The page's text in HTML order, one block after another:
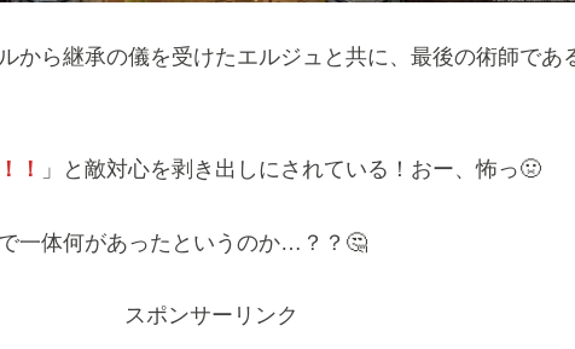
から継承の儀を受けたエルジュと共に、最後の術師であ
！ 」と敵対心を剥き出しにされている！おー、怖っ🤢
一体何があったというのか…？？🤔
スポンサーリンク